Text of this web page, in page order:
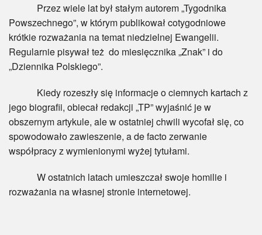
Przez wiele lat był stałym autorem „Tygodnika
Powszechnego”, w którym publikował cotygodniowe
krótkie rozważania na temat niedzielnej Ewangelii.
Regularnie pisywał też do miesięcznika „Znak” i do
„Dziennika Polskiego”.
Kiedy rozeszły się informacje o ciemnych kartach z
jego biografii, obiecał redakcji „TP” wyjaśnić je w
obszernym artykule, ale w ostatniej chwili wycofał się, co
spowodowało zawieszenie, a de facto zerwanie
współpracy z wymienionymi wyżej tytułami.
W ostatnich latach umieszczał swoje homilie i
rozważania na własnej stronie internetowej.